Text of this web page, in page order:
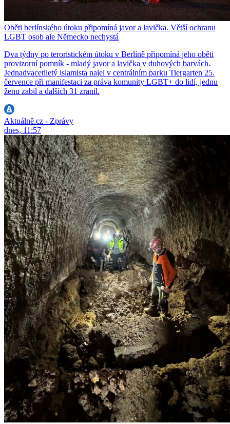
Oběti berlínského útoku připomíná javor a lavička. Větší ochranu
LGBT osob ale Německo nechystá
Dva týdny po teroristickém útoku v Berlíně připomíná jeho oběti
provizorní pomník - mladý javor a lavička v duhových barvách.
Jednadvacetiletý islamista najel v centrálním parku Tiergarten 25.
července při manifestaci za práva komunity LGBT+ do lidí, jednu
ženu zabil a dalších 31 zranil.
Aktuálně.cz - Zprávy
dnes, 11:57